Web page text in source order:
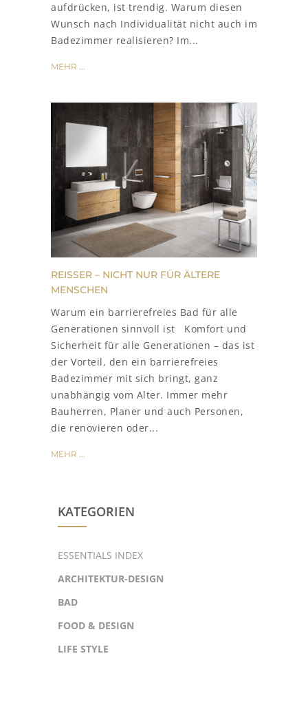
aufdrücken, ist trendig. Warum diesen
Wunsch nach Individualität nicht auch im
Badezimmer realisieren? Im...
MEHR ...
REISSER – NICHT NUR FÜR ÄLTERE
MENSCHEN
Warum ein barrierefreies Bad für alle
Generationen sinnvoll ist Komfort und
Sicherheit für alle Generationen – das ist
der Vorteil, den ein barrierefreies
Badezimmer mit sich bringt, ganz
unabhängig vom Alter. Immer mehr
Bauherren, Planer und auch Personen,
die renovieren oder...
MEHR ...
KATEGORIEN
ESSENTIALS INDEX
ARCHITEKTUR-DESIGN
BAD
FOOD & DESIGN
LIFE STYLE